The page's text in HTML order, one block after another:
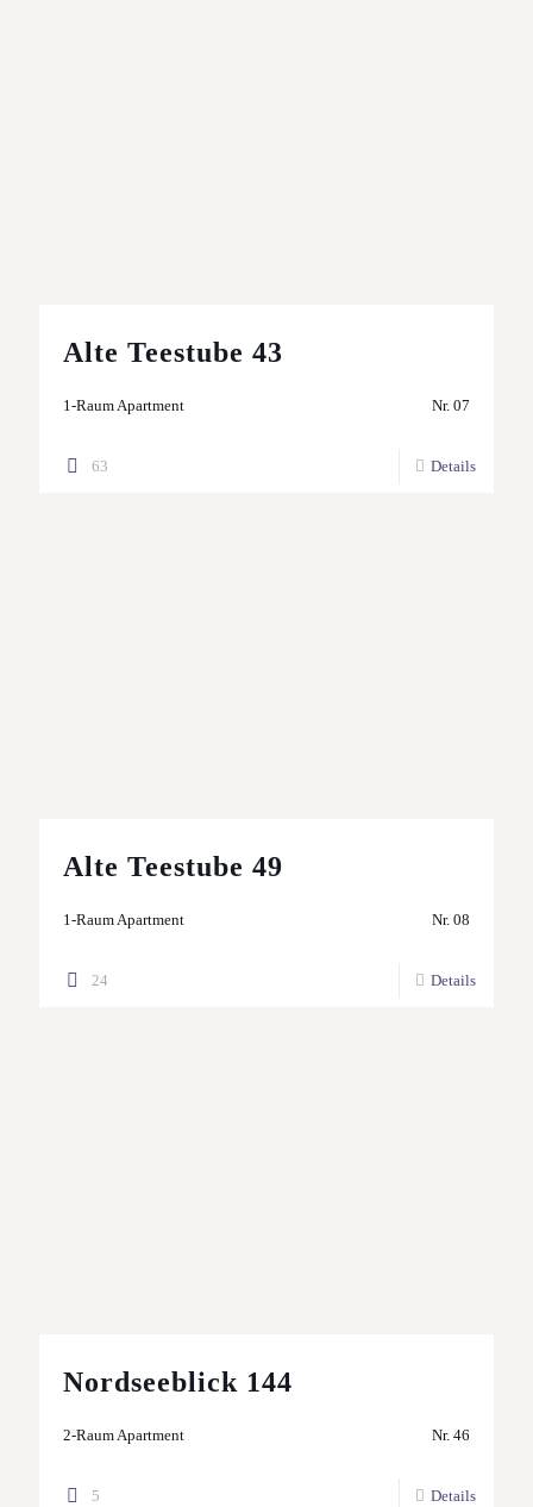
Alte Teestube 43
1-Raum Apartment Nr. 07
63 Details
Alte Teestube 49
1-Raum Apartment Nr. 08
24 Details
Nordseeblick 144
2-Raum Apartment Nr. 46
5 Details